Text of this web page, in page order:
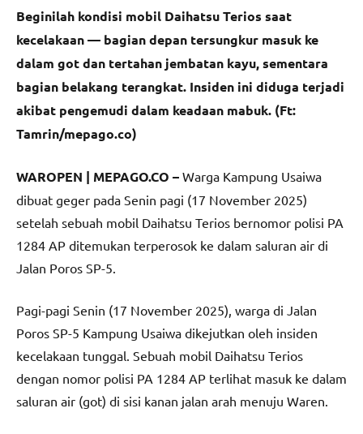
Beginilah kondisi mobil Daihatsu Terios saat
kecelakaan — bagian depan tersungkur masuk ke
dalam got dan tertahan jembatan kayu, sementara
bagian belakang terangkat. Insiden ini diduga terjadi
akibat pengemudi dalam keadaan mabuk. (Ft:
Tamrin/mepago.co)
WAROPEN | MEPAGO.CO – Warga Kampung Usaiwa
dibuat geger pada Senin pagi (17 November 2025)
setelah sebuah mobil Daihatsu Terios bernomor polisi PA
1284 AP ditemukan terperosok ke dalam saluran air di
Jalan Poros SP-5.
Pagi-pagi Senin (17 November 2025), warga di Jalan
Poros SP-5 Kampung Usaiwa dikejutkan oleh insiden
kecelakaan tunggal. Sebuah mobil Daihatsu Terios
dengan nomor polisi PA 1284 AP terlihat masuk ke dalam
saluran air (got) di sisi kanan jalan arah menuju Waren.